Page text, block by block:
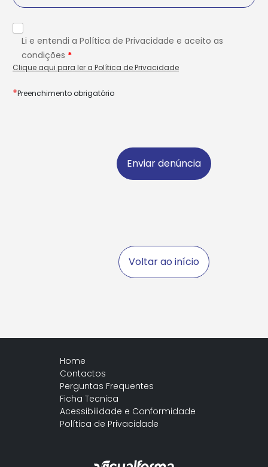
Li e entendi a Política de Privacidade e aceito as
condições *
Clique aqui para ler a Política de Privacidade
Preenchimento obrigatório
Enviar denúncia
Voltar ao início
Home
Contactos
Perguntas Frequentes
Ficha Tecnica
Acessibilidade e Conformidade
Política de Privacidade